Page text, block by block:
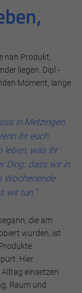
nah Produkt,
liegen. Dipl.-
Moment, lange
in Metzingen.
ihr euch
leben, was ihr
Ding: dass wir in
Wochenende
wir tun.“
die am
wurden, ist
Hier
einsetzen
Raum und